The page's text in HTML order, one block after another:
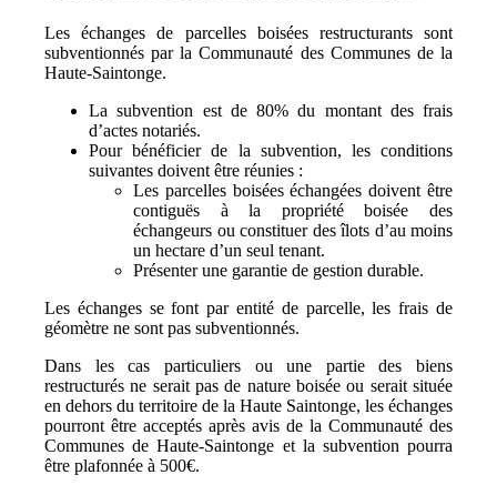
Les échanges de parcelles boisées restructurants sont
subventionnés par la Communauté des Communes de la
Haute-Saintonge.
La subvention est de 80% du montant des frais
d’actes notariés.
Pour bénéficier de la subvention, les conditions
suivantes doivent être réunies :
Les parcelles boisées échangées doivent être
contiguës à la propriété boisée des
échangeurs ou constituer des îlots d’au moins
un hectare d’un seul tenant.
Présenter une garantie de gestion durable.
Les échanges se font par entité de parcelle, les frais de
géomètre ne sont pas subventionnés.
Dans les cas particuliers ou une partie des biens
restructurés ne serait pas de nature boisée ou serait située
en dehors du territoire de la Haute Saintonge, les échanges
pourront être acceptés après avis de la Communauté des
Communes de Haute-Saintonge et la subvention pourra
être plafonnée à 500€.